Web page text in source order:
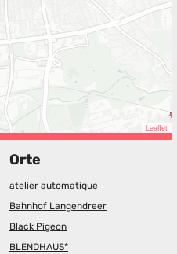
Leaflet
Orte
atelier automatique
Bahnhof Langendreer
Black Pigeon
BLENDHAUS*